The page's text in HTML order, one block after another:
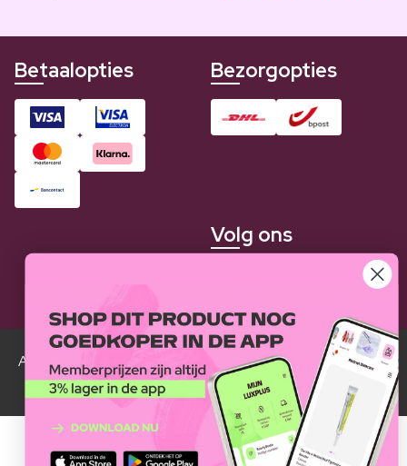
Betaalopties Bezorgopties
Volg ons
Alle Luxplus ledenprijzen zijn weergegeven in vergelijking
met de normale prijzen.